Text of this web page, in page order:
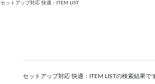
セットアップ対応 快適：ITEM LIST
セットアップ対応 快適：ITEM LISTの検索結果